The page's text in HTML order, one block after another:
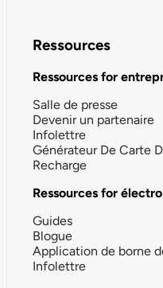
Ressources
Ressources for
Salle de presse
Devenir un partenaire
Infolettre
Générateur De Carte
Recharge
Ressources for
Guides
Blogue
Application de borne
Infolettre